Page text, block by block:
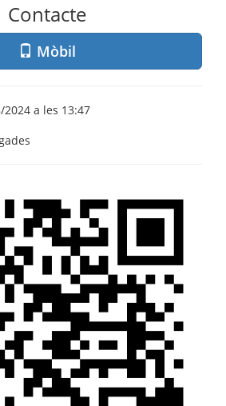
Contacte
Mòbil
a les 13:47